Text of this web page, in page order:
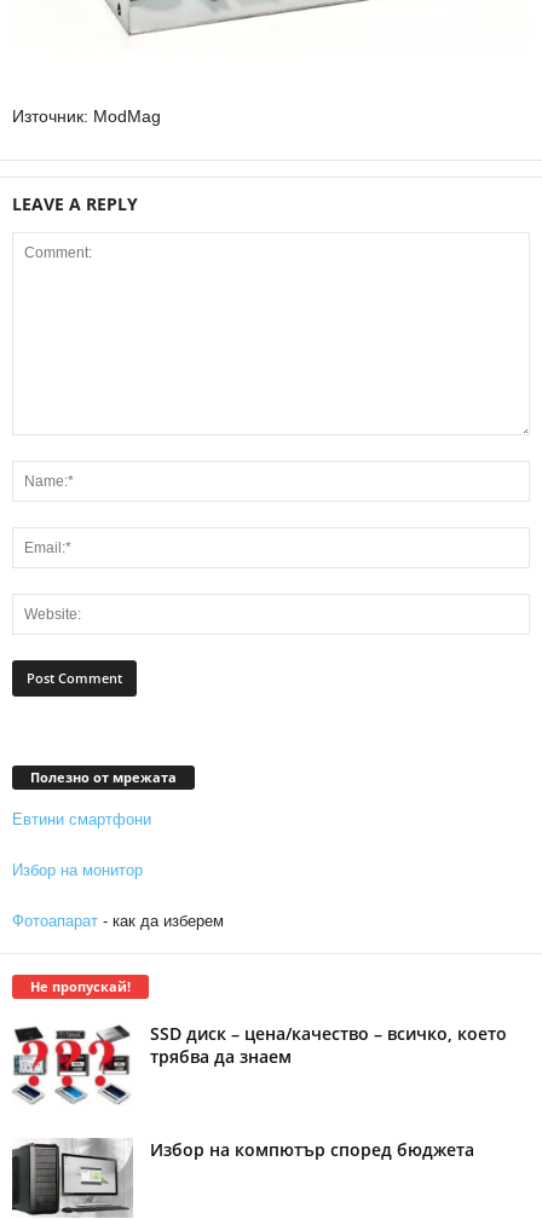
Източник: ModMag
LEAVE A REPLY
Полезно от мрежата
Евтини смартфони
Избор на монитор
Фотоапарат - как да изберем
Не пропускай!
SSD диск – цена/качество – всичко, което
трябва да знаем
Избор на компютър според бюджета